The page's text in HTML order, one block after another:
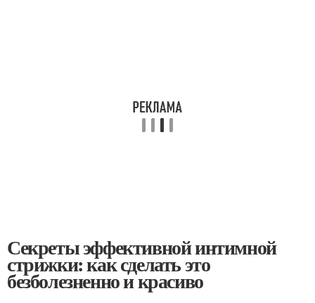
Секреты эффективной интимной
стрижки: как сделать это
безболезненно и красиво